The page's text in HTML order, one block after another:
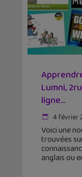
Lumni,
ligne…
4 février
Voici une
trouvées
anglais ou